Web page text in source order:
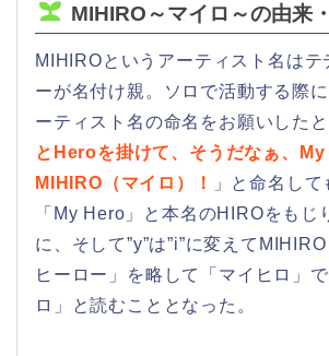
MIHIRO～マイロ～の由来
MIHIROというアーティスト名はテ
ーが名付け親。ソロで活動する際
ーティスト名の命名をお願いしたと
とHeroを掛けて、そうだなぁ、
MIHIRO（マイロ）！
」と命名して
「My Hero」と本名のHIROをもじ
に、そして”y”は”i”に変えて
ヒーロー」を略して「マイヒロ」
ロ」と読むこととなった。